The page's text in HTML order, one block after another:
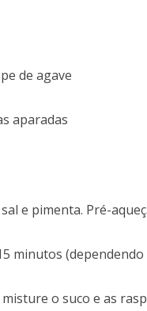
de agave
aparadas
e pimenta. Pré-
minutos
o suco e as